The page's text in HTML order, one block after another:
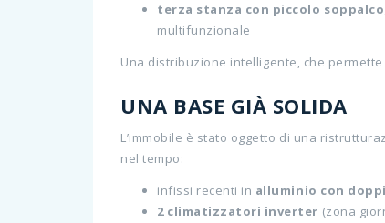
terza stanza con piccolo soppalco
multifunzionale
Una distribuzione intelligente, che
UNA BASE GIÀ SOLIDA
L’immobile è stato oggetto di una
nel tempo:
infissi recenti in alluminio con
2 climatizzatori inverter (zona